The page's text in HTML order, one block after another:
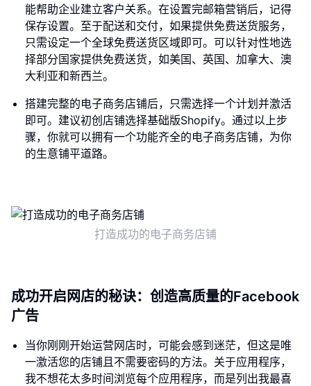
能帮助企业建立客户关系。在设置完邮箱营销后，记得
保存设置。至于配送和交付，如果提供免费送货服务，
只需设定一个全球免费送货区域即可。可以针对性地选
择部分国家提供免费送货，如美国、英国、加拿大、澳
大利亚和新西兰。
搭建完整的电子商务店铺后，只需选择一个计划并激活
即可。建议初创店铺选择基础版Shopify。通过以上步
骤，你就可以拥有一个功能齐全的电子商务店铺，为你
的生意铺平道路。
打造成功的电子商务店铺
成功开启网店的秘诀：创造高质量的Facebook
广告
当你刚刚开始运营网店时，可能会感到迷茫，但这是唯
一激活您的店铺且不需要密码的方法。关于应用程序，
我不想花太多时间浏览每个应用程序，而是列出我最喜